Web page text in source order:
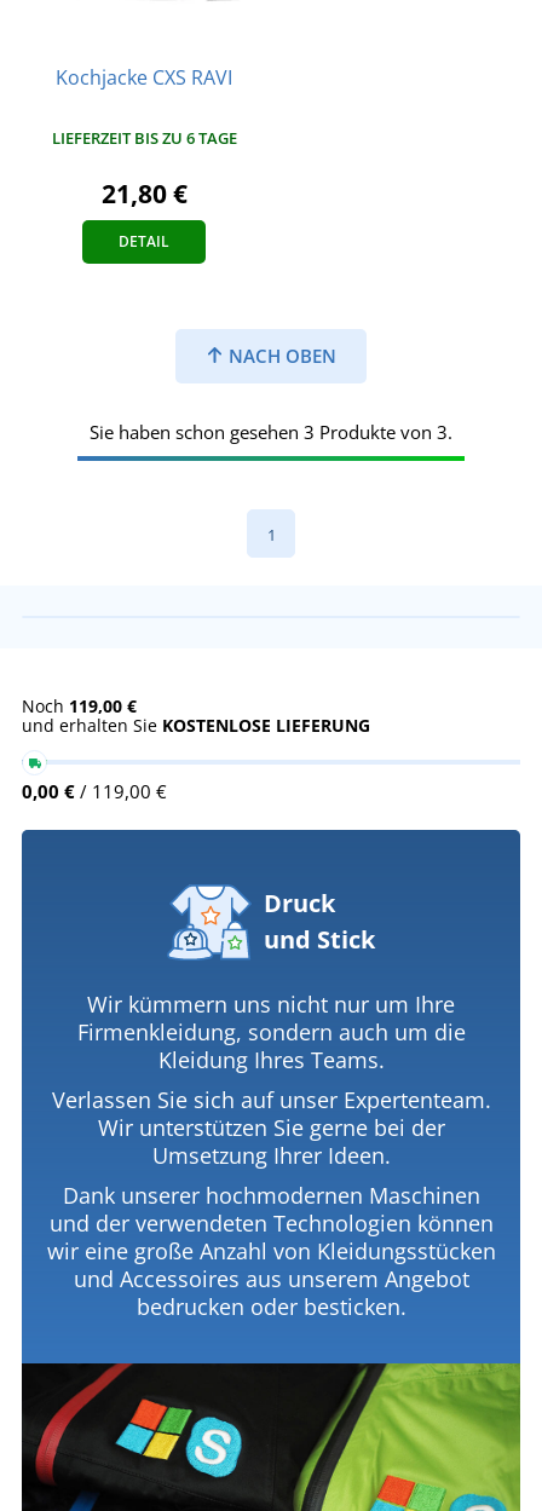
Kochjacke CXS RAVI
LIEFERZEIT BIS ZU 6 TAGE
21,80 €
DETAIL
NACH OBEN
Sie haben schon gesehen 3 Produkte von 3.
1
Noch 119,00 €
und erhalten Sie KOSTENLOSE LIEFERUNG
0,00 € / 119,00 €
Druck
und Stick
Wir kümmern uns nicht nur um Ihre
Firmenkleidung, sondern auch um die
Kleidung Ihres Teams.
Verlassen Sie sich auf unser Expertenteam.
Wir unterstützen Sie gerne bei der
Umsetzung Ihrer Ideen.
Dank unserer hochmodernen Maschinen
und der verwendeten Technologien können
wir eine große Anzahl von Kleidungsstücken
und Accessoires aus unserem Angebot
bedrucken oder besticken.